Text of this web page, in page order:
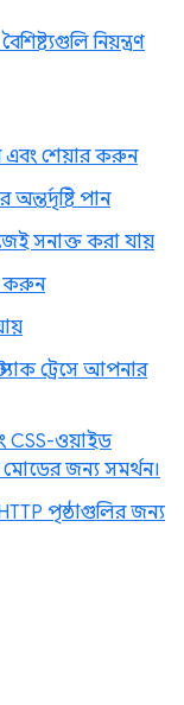
নিয়ন্ত্রণ
শেয়ার করুন
পান
সনাক্ত করা যায়
করুন
ট্রেসে আপনার
CSS-ওয়াইড
জন্য সমর্থন।
পৃষ্ঠাগুলির জন্য